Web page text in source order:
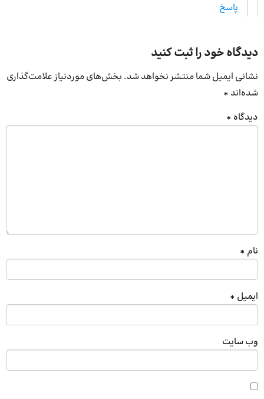
پاسخ
دیدگاه خود را ثبت کنید
نشانی ایمیل شما منتشر نخواهد شد. بخش‌های موردنیاز علامت‌گذاری
شده‌اند *
دیدگاه *
نام *
ایمیل *
وب‌ سایت